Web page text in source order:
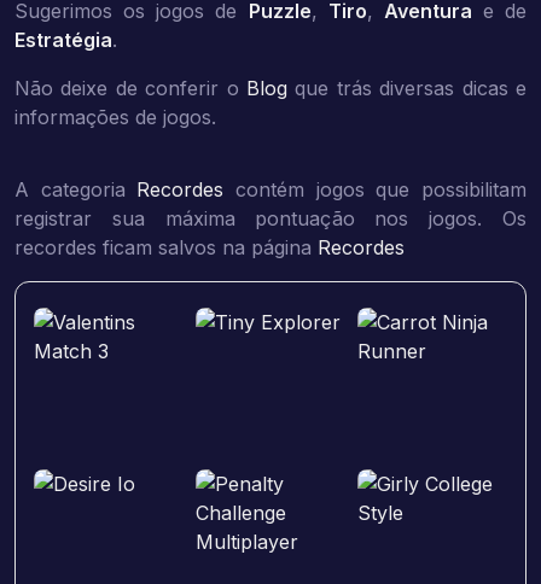
Sugerimos os jogos de Puzzle, Tiro, Aventura e de
Estratégia.
Não deixe de conferir o Blog que trás diversas dicas e
informações de jogos.
A categoria Recordes contém jogos que possibilitam
registrar sua máxima pontuação nos jogos. Os
recordes ficam salvos na página Recordes